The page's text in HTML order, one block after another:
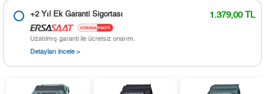
+2 Yıl Ek Garanti Sigortası 1.379,00 TL
Uzatılmış garanti ile ücretsiz onarım.
Detayları incele >